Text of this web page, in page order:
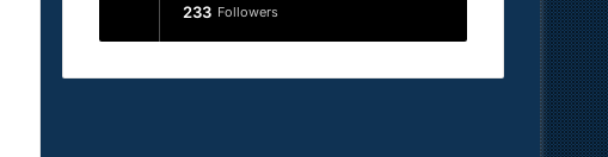
233 Followers